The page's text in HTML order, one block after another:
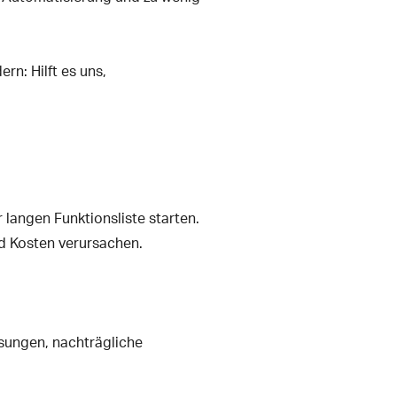
Hilft es uns,
Funktionsliste starten.
Kosten verursachen.
nachträgliche